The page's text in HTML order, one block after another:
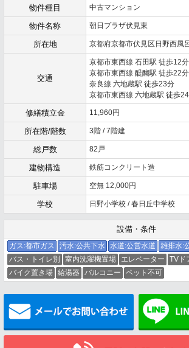
物件種目 中古マンション
物件名称 朝日プラザ伏見東
所在地 京都府京都市伏見区日野西風
交通
京都市東西線 石田駅 徒歩12分
京都市東西線 醍醐駅 徒歩22分
奈良線 六地蔵駅 徒歩23分
京都市東西線 六地蔵駅 徒歩
修繕積立金 11,960円
所在階/階数 3階 / 7階建
総戸数 82戸
建物構造 鉄筋コンクリート造
駐車場 空無 12,000円
学校 日野小学校 / 春日丘中学校
設備・条件
ガス:都市ガス 汚水:公共下水 水道:公営水道 雑排水:
バス・トイレ別
室内洗濯機置場 エレベーター TVド
バイク置き場 給湯器 バルコニー ペット不可
メールでお問い